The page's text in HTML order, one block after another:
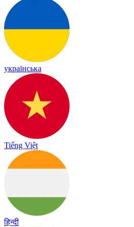
українська
Tiếng Việt
हिन्दी